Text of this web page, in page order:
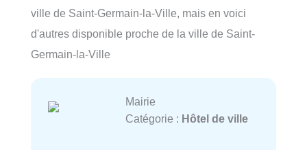
ville de Saint-Germain-la-Ville, mais en voici
d'autres disponible proche de la ville de Saint-
Germain-la-Ville
Mairie
Catégorie : Hôtel de ville